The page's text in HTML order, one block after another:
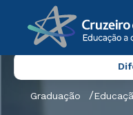
Graduação